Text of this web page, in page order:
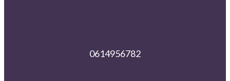
0614956782